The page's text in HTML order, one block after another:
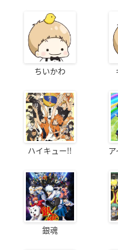
ちいかわ
ハイキュー!!
銀魂